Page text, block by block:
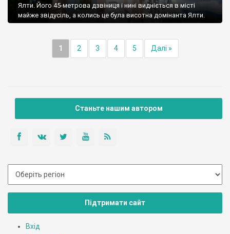
Ялти. Його 45-метрова дзвіниця і нині видніється в місті
майже звідусіль, а колись це була висотна домінанта Ялти.
1 2 3 4 5 Далі »
Станьте нашим автором
Підтримати сайт
Вхід